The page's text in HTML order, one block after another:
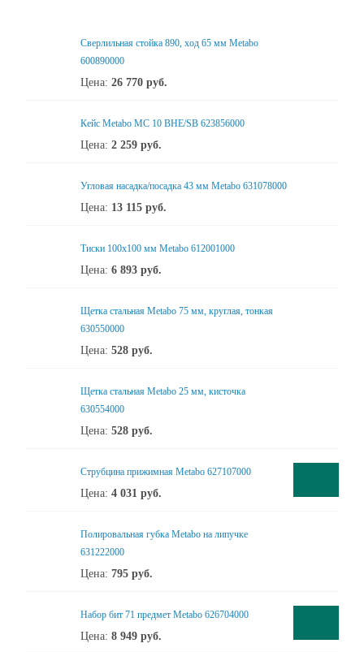
Свеpлильная стойка 890, ход 65 мм Metabo
600890000
Цена: 26 770 руб.
Кейс Metabo MC 10 BHE/SB 623856000
Цена: 2 259 руб.
Угловая насадка/посадка 43 мм Metabo 631078000
Цена: 13 115 руб.
Тиски 100х100 мм Metabo 612001000
Цена: 6 893 руб.
Щетка стальная Metabo 75 мм, круглая, тонкая
630550000
Цена: 528 руб.
Щетка стальная Metabo 25 мм, кисточка
630554000
Цена: 528 руб.
Cтрубцина прижимная Metabo 627107000
Цена: 4 031 руб.
Полировальная губка Metabo на липучке
631222000
Цена: 795 руб.
Набор бит 71 предмет Metabo 626704000
Цена: 8 949 руб.